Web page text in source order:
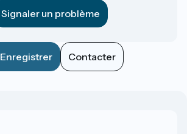
Signaler un problème
Enregistrer Contacter